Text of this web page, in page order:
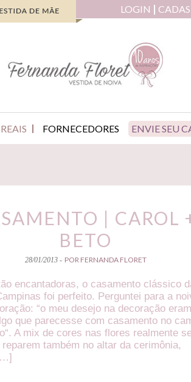
LOGIN
FORNECEDORES ENVIE SEU
| CAROL
BETO
28/01/2013 - POR FERNANDA FLORET
encantadoras, o casamento clássico
foi perfeito. Perguntei para a
“o meu desejo na decoração
que parecesse com casamento no
A mix de cores nas flores realmente
também no altar da cerimônia,